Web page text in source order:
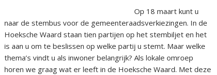
Op 18 maart kunt u
naar de stembus voor de gemeenteraadsverkiezingen. In de
Hoeksche Waard staan tien partijen op het stembiljet en het
is aan u om te beslissen op welke partij u stemt. Maar welke
thema’s vindt u als inwoner belangrijk? Als lokale omroep
horen we graag wat er leeft in de Hoeksche Waard. Met deze